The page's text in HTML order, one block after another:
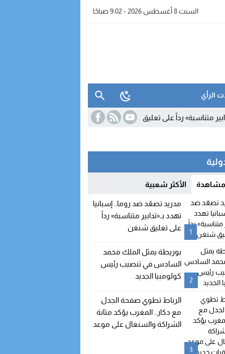
السبت 8 أغسطس 2026 - 9:02 صباحًا
الرأي
رداً على تعليق شنغن 15:29 بعد مغادرته «الأحرار» والتحاقه
مشاهدة الأكثر شعبية
1
مدريد تصعّد ضد روما.. إسبانيا
تهدد بـ«تدابير متناسبة» رداً
على تعليق شنغن
2
بوريطة يمثل الملك محمد
السادس في تنصيب رئيس
كولومبيا الجديد
3
الرباط تطوي صفحة الجدل
مع دكار.. المغرب يؤكد متانة
الشراكة والسنغال على موعد